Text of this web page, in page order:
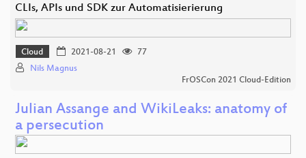
CLIs, APIs und SDK zur Automatisierierung
Cloud 2021-08-21
77
Nils Magnus
FrOSCon 2021 Cloud-Edition
Julian Assange and WikiLeaks: anatomy of
a persecution